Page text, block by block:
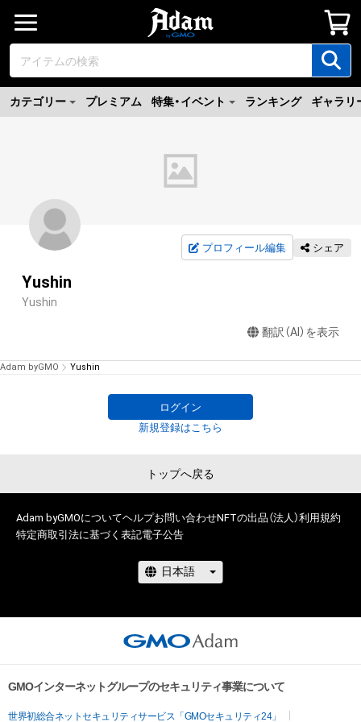
カテゴリー プレミアム 特集・イベント ランキング ギャラリ
プロフィール編集 シェア
Yushin
Yushin
翻訳（AI）を表示
Adam byGMO Yushin
ログイン
新規登録はこちら
トップへ戻る
Adam byGMOについてヘルプお問い合わせNFTの出品（法人）利用規約
特定商取引法に基づく表記電子公告
GMOインターネットグループのセキュリティ事業について
世界初総合ネットセキュリティサービス「GMOセキュリティ24」